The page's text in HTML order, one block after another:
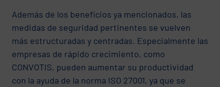
Además de los beneficios ya mencionados, las
medidas de seguridad pertinentes se vuelven
más estructuradas y centradas. Especialmente las
empresas de rápido crecimiento, como
CONVOTIS, pueden aumentar su productividad
con la ayuda de la norma ISO 27001, ya que se